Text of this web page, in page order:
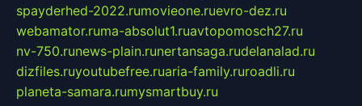
spayderhed-2022.rumovieone.ruevro-dez.ru
webamator.ruma-absolut1.ruavtopomosch27.ru
nv-750.runews-plain.runertansaga.rudelanalad.ru
dizfiles.ruyoutubefree.ruaria-family.ruroadli.ru
planeta-samara.rumysmartbuy.ru